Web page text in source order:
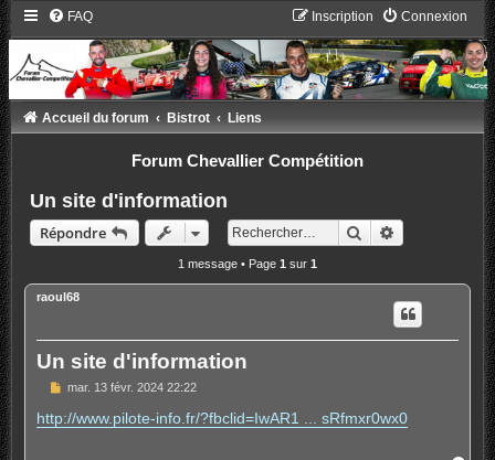
FAQ Connexion
Inscription
Accueil du forum Bistrot Liens
Forum Chevallier Compétition
Un site d'information
Répondre RechercherRecherche
1 message • Page 1 sur 1
raoul68
Un site d'information
M
s
s
mar. 13 févr. 2024 22:22
http://www.pilote-info.fr/?fbclid=IwAR1 ... sRfmxr0wx0